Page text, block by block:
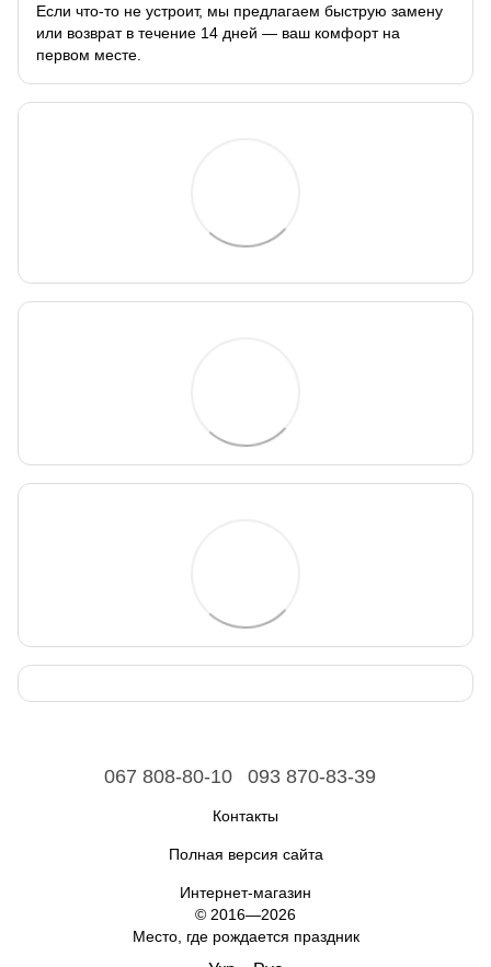
Если что-то не устроит, мы предлагаем быструю замену
или возврат в течение 14 дней — ваш комфорт на
первом месте.
067 808-80-10 093 870-83-39
Контакты
Полная версия сайта
Интернет-магазин
© 2016—2026
Место, где рождается праздник